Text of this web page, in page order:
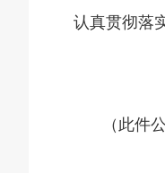
认真贯彻落
（此件